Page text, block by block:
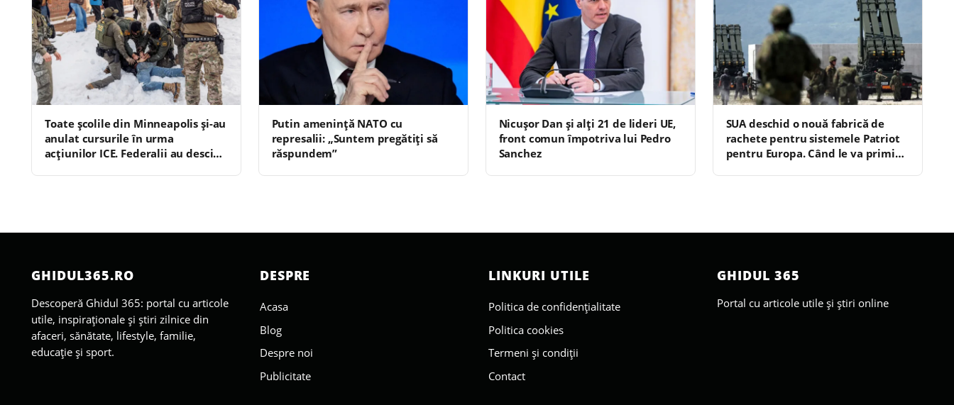
Toate școlile din Minneapolis și-au
anulat cursurile în urma
acțiunilor ICE. Federalii au descins
Putin amenință NATO cu
represalii: „Suntem pregătiţi să
răspundem”
Nicușor Dan și alți 21 de lideri UE,
front comun împotriva lui Pedro
Sanchez
SUA deschid o nouă fabrică de
rachete pentru sistemele Patriot
pentru Europa. Când le va primi
GHIDUL365.RO
Descoperă Ghidul 365: portal cu articole
utile, inspiraționale și știri zilnice din
afaceri, sănătate, lifestyle, familie,
educație și sport.
DESPRE
Acasa
Blog
Despre noi
Publicitate
LINKURI UTILE
Politica de confidențialitate
Politica cookies
Termeni și condiții
Contact
GHIDUL 365
Portal cu articole utile și știri online